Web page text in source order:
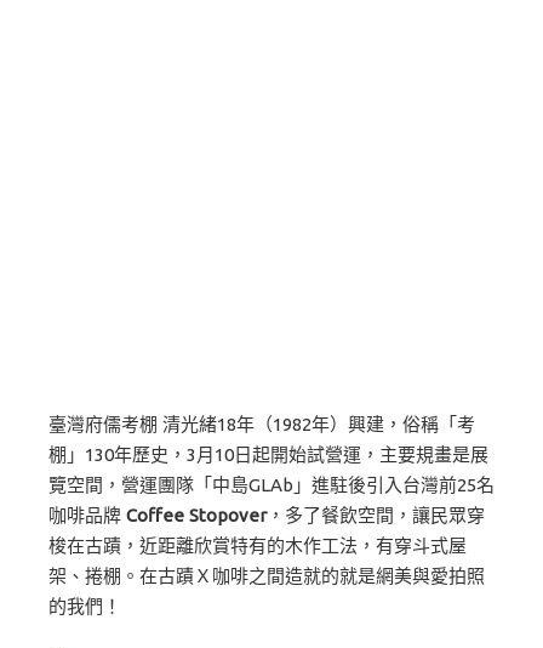
臺灣府儒考棚 清光緒18年（1982年）興建，俗稱「考
棚」130年歷史，3月10日起開始試營運，主要規畫是展
覽空間，營運團隊「中島GLAb」進駐後引入台灣前25名
咖啡品牌 Coffee Stopover，多了餐飲空間，讓民眾穿
梭在古蹟，近距離欣賞特有的木作工法，有穿斗式屋
架、捲棚。在古蹟Ｘ咖啡之間造就的就是網美與愛拍照
的我們！